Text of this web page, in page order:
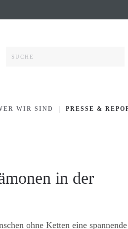
WIR SIND PRESSE &
in der
ohne Ketten eine spannende